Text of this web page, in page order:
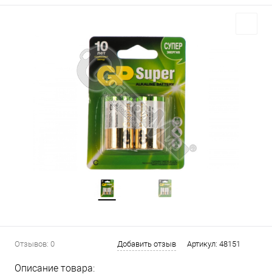
Отзывов: 0 Добавить отзыв Артикул: 48151
Описание товара: